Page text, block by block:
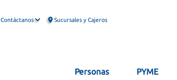
Contáctanos Sucursales y Cajeros
Personas PYME